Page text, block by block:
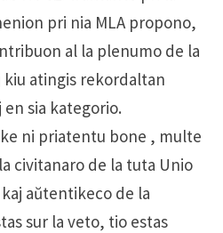
pri nia MLA propono,
al la plenumo de la
atingis rekordaltan
sia kategorio.
ni priatentu bone , multe
civitanaro de la tuta Unio
aŭtentikeco de la
sur la veto, tio estas